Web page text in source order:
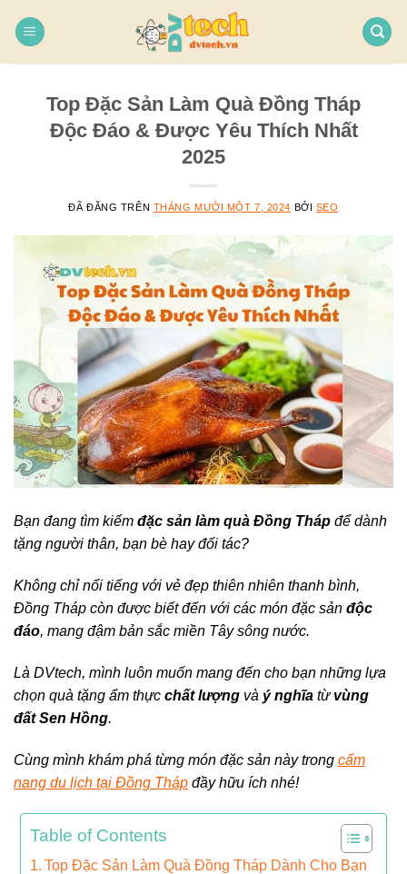
đến
Top Đặc Sản Làm Quà Đồng Tháp
Độc Đáo & Được Yêu Thích Nhất
2025
ĐÃ ĐĂNG TRÊN THÁNG MƯỜI MỘT 7, 2024 BỞI SEO
Bạn đang tìm kiếm đặc sản làm quà Đồng Tháp để dành
tặng người thân, bạn bè hay đối tác?
Không chỉ nổi tiếng với vẻ đẹp thiên nhiên thanh bình,
Đồng Tháp còn được biết đến với các món đặc sản độc
đáo, mang đậm bản sắc miền Tây sông nước.
Là DVtech, mình luôn muốn mang đến cho bạn những lựa
chọn quà tặng ẩm thực chất lượng và ý nghĩa từ vùng
đất Sen Hồng.
Cùng mình khám phá từng món đặc sản này trong cẩm
nang du lịch tại Đồng Tháp đầy hữu ích nhé!
Table of Contents
Top Đặc Sản Làm Quà Đồng Tháp Dành Cho Bạn